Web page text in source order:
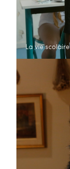
La vie scolaire